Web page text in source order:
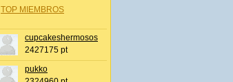
TOP MIEMBROS
cupcakeshermosos
2427175 pt
pukko